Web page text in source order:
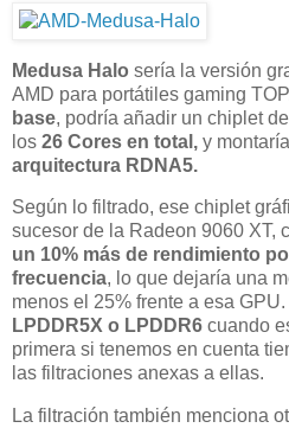
Medusa Halo sería la versión
AMD para portátiles gaming
base, podría añadir un chiplet
los 26 Cores en total, y montaría
arquitectura RDNA5.
Según lo filtrado, ese chiplet
sucesor de la Radeon 9060 XT,
un 10% más de rendimiento
frecuencia, lo que dejaría una
menos el 25% frente a esa
LPDDR5X o LPDDR6 cuando
primera si tenemos en cuenta
las filtraciones anexas a ellas.
La filtración también menciona